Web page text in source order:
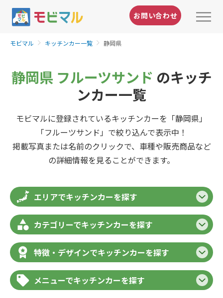
お問い合わせ
モビマル キッチンカー一覧 静岡県
静岡県 フルーツサンド のキッチ
ンカー一覧
モビマルに登録されているキッチンカーを「静岡県」
「フルーツサンド」で絞り込んで表示中！
掲載写真または名前のクリックで、車種や販売商品など
の詳細情報を見ることができます。
エリアでキッチンカーを探す
カテゴリーでキッチンカーを探す
特徴・デザインでキッチンカーを探す
メニューでキッチンカーを探す